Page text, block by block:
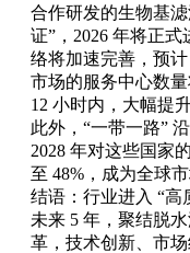
合作研发的生物基
证”，2026 年将正
络将加速完善，预
市场的服务中心数
12 小时内，大幅提
此外，“一带一路”
2028 年对这些国家
至 48%，成为全球
结语：行业进入 “高
未来 5 年，聚结脱
革，技术创新、市